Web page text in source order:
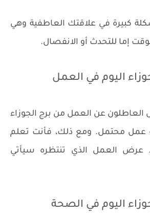
كبيرة في علاقتك العاطفية وهي
إما للتحدث أو الانفصال.
اليوم في العمل
العاطلون عن العمل من برج الجوزاء
محتمل. ومع ذلك، فأنت تعلم
عرض العمل الذي تنتظره سيأتي
اليوم في الصحة